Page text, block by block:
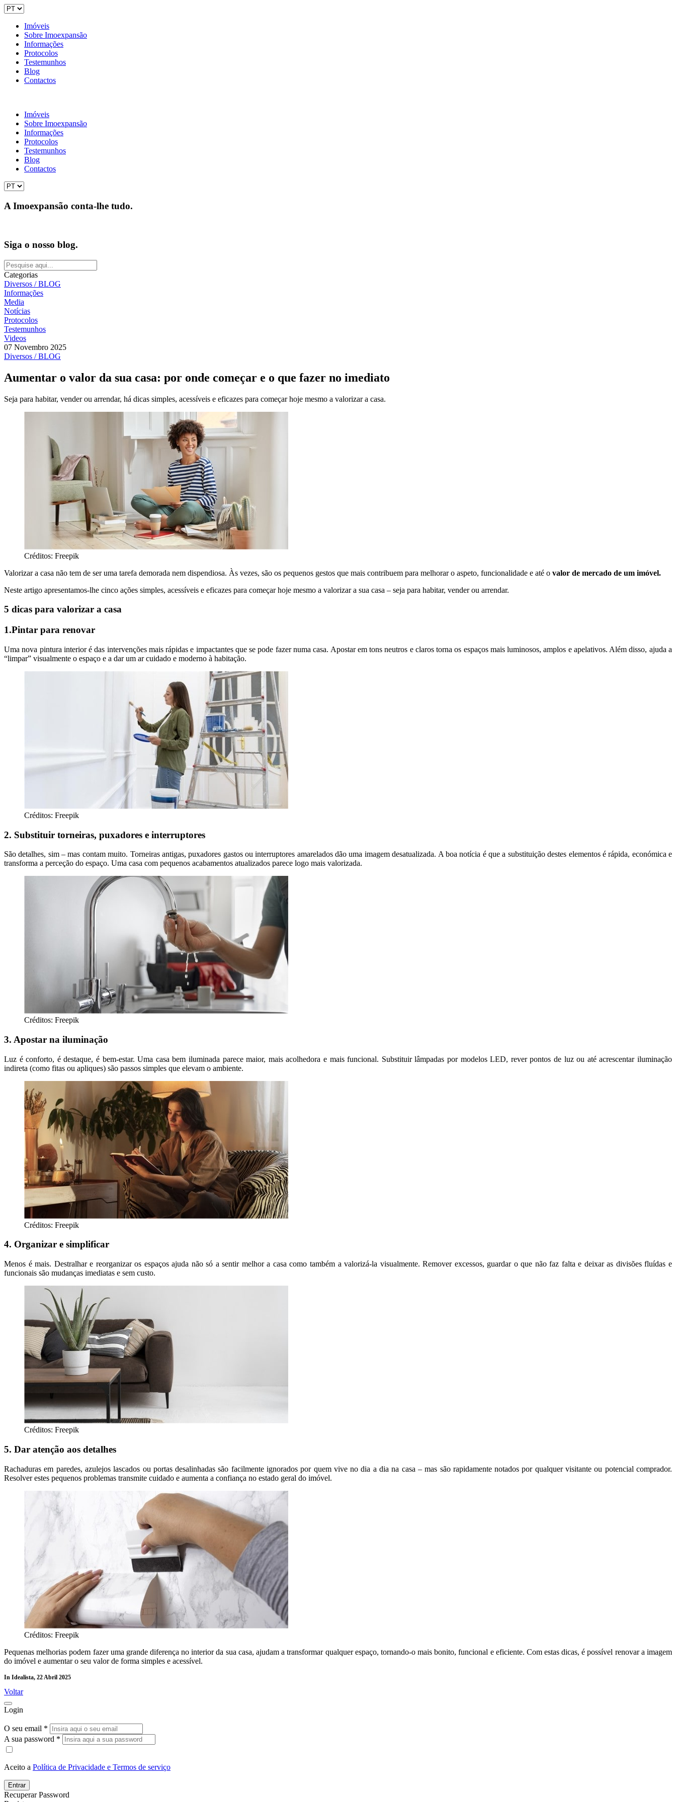
Imóveis
Sobre Imoexpansão
Informações
Protocolos
Testemunhos
Blog
Contactos
Imóveis
Sobre Imoexpansão
Informações
Protocolos
Testemunhos
Blog
Contactos
A Imoexpansão conta-lhe tudo.
Siga o nosso blog.
Categorias
Diversos / BLOG
Informações
Media
Notícias
Protocolos
Testemunhos
Videos
07 Novembro 2025
Diversos / BLOG
Aumentar o valor da sua casa: por onde começar e o que fazer no imediato
Seja para habitar, vender ou arrendar, há dicas simples, acessíveis e eficazes para começar hoje mesmo a valorizar a casa.
Créditos: Freepik
Valorizar a casa não tem de ser uma tarefa demorada nem dispendiosa. Às vezes, são os pequenos gestos que mais contribuem para melhorar o aspeto, funcionalidade e até o valor de mercado de um imóvel.
Neste artigo apresentamos-lhe cinco ações simples, acessíveis e eficazes para começar hoje mesmo a valorizar a sua casa – seja para habitar, vender ou arrendar.
5 dicas para valorizar a casa
1.Pintar para renovar
Uma nova pintura interior é das intervenções mais rápidas e impactantes que se pode fazer numa casa. Apostar em tons neutros e claros torna os espaços mais luminosos, amplos e apelativos. Além disso, ajuda a
“limpar” visualmente o espaço e a dar um ar cuidado e moderno à habitação.
Créditos: Freepik
2. Substituir torneiras, puxadores e interruptores
São detalhes, sim – mas contam muito. Torneiras antigas, puxadores gastos ou interruptores amarelados dão uma imagem desatualizada. A boa notícia é que a substituição destes elementos é rápida, económica e
transforma a perceção do espaço. Uma casa com pequenos acabamentos atualizados parece logo mais valorizada.
Créditos: Freepik
3. Apostar na iluminação
Luz é conforto, é destaque, é bem-estar. Uma casa bem iluminada parece maior, mais acolhedora e mais funcional. Substituir lâmpadas por modelos LED, rever pontos de luz ou até acrescentar iluminação
indireta (como fitas ou apliques) são passos simples que elevam o ambiente.
Créditos: Freepik
4. Organizar e simplificar
Menos é mais. Destralhar e reorganizar os espaços ajuda não só a sentir melhor a casa como também a valorizá-la visualmente. Remover excessos, guardar o que não faz falta e deixar as divisões fluídas e
funcionais são mudanças imediatas e sem custo.
Créditos: Freepik
5. Dar atenção aos detalhes
Rachaduras em paredes, azulejos lascados ou portas desalinhadas são facilmente ignorados por quem vive no dia a dia na casa – mas são rapidamente notados por qualquer visitante ou potencial comprador.
Resolver estes pequenos problemas transmite cuidado e aumenta a confiança no estado geral do imóvel.
Créditos: Freepik
Pequenas melhorias podem fazer uma grande diferença no interior da sua casa, ajudam a transformar qualquer espaço, tornando-o mais bonito, funcional e eficiente. Com estas dicas, é possível renovar a imagem
do imóvel e aumentar o seu valor de forma simples e acessível.
In Idealista, 22 Abril 2025
Voltar
Login
O seu email *
A sua password *
Aceito a Política de Privacidade e Termos de serviço
Entrar
Recuperar Password